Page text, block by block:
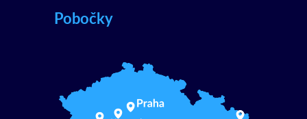
Pobočky